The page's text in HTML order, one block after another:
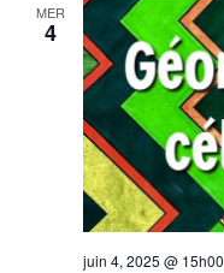
MER
4
juin 4, 2025 @ 15h00